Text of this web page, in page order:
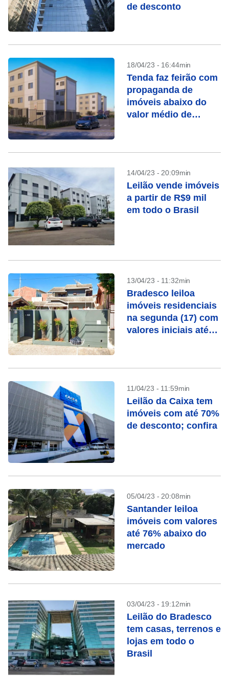
de desconto
18/04/23 - 16:44min
Tenda faz feirão com
propaganda de
imóveis abaixo do
valor médio de
14/04/23 - 20:09min
Leilão vende imóveis
a partir de R$9 mil
em todo o Brasil
13/04/23 - 11:32min
Bradesco leiloa
imóveis residenciais
na segunda (17) com
valores iniciais até
11/04/23 - 11:59min
Leilão da Caixa tem
imóveis com até 70%
de desconto; confira
05/04/23 - 20:08min
Santander leiloa
imóveis com valores
até 76% abaixo do
mercado
03/04/23 - 19:12min
Leilão do Bradesco
tem casas, terrenos e
lojas em todo o
Brasil